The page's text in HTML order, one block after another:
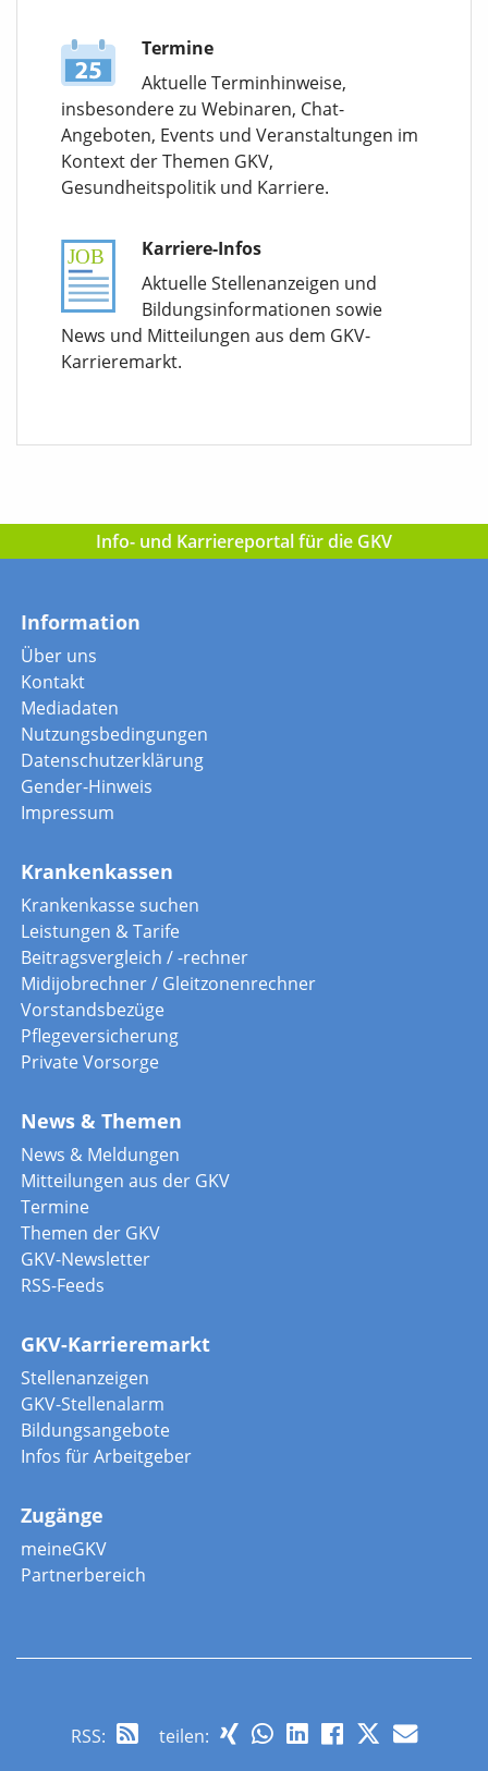
Termine
Aktuelle Terminhinweise,
insbesondere zu Webinaren, Chat-
Angeboten, Events und Veranstaltungen im
Kontext der Themen GKV,
Gesundheitspolitik und Karriere.
Karriere-Infos
Aktuelle Stellenanzeigen und
Bildungsinformationen sowie
News und Mitteilungen aus dem GKV-
Karrieremarkt.
Info- und Karriereportal für die GKV
Information
Über uns
Kontakt
Mediadaten
Nutzungsbedingungen
Datenschutzerklärung
Gender-Hinweis
Impressum
Krankenkassen
Krankenkasse suchen
Leistungen & Tarife
Beitragsvergleich / -rechner
Midijobrechner / Gleitzonenrechner
Vorstandsbezüge
Pflegeversicherung
Private Vorsorge
News & Themen
News & Meldungen
Mitteilungen aus der GKV
Termine
Themen der GKV
GKV-Newsletter
RSS-Feeds
GKV-Karrieremarkt
Stellenanzeigen
GKV-Stellenalarm
Bildungsangebote
Infos für Arbeitgeber
Zugänge
meineGKV
Partnerbereich
RSS: teilen: